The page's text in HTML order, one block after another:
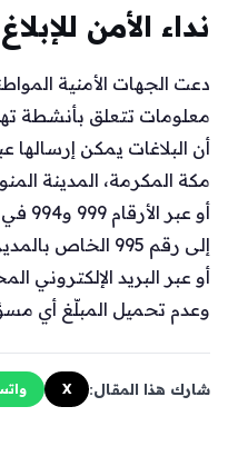
نداء الأمن للإبلاغ
دعت الجهات الأمنية
معلومات تتعلق بأنشطة
مكة المكرمة، المدينة
أو
إلى رقم 995
أو عبر البريد
وعدم تحميل المبلّغ أي
شارك هذا المقال: X